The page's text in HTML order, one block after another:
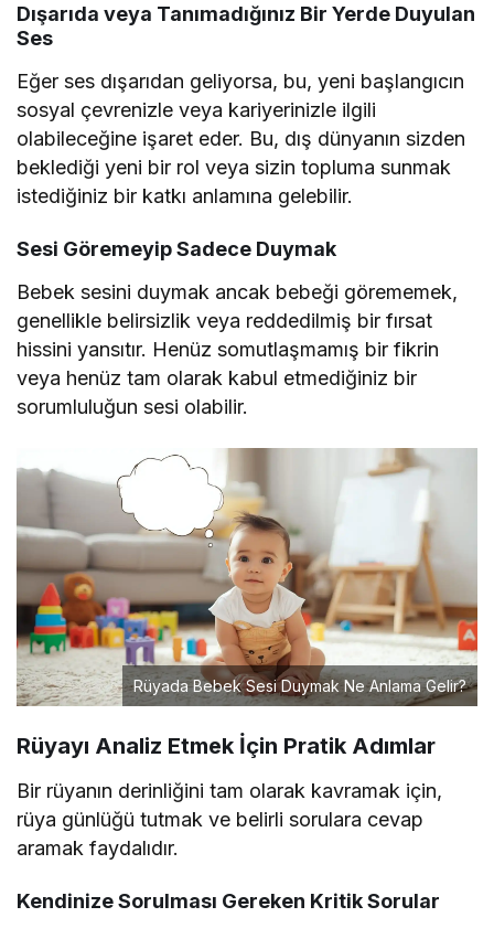
Dışarıda veya Tanımadığınız Bir Yerde Duyulan
Ses
Eğer ses dışarıdan geliyorsa, bu, yeni başlangıcın
sosyal çevrenizle veya kariyerinizle ilgili
olabileceğine işaret eder. Bu, dış dünyanın sizden
beklediği yeni bir rol veya sizin topluma sunmak
istediğiniz bir katkı anlamına gelebilir.
Sesi Göremeyip Sadece Duymak
Bebek sesini duymak ancak bebeği görememek,
genellikle belirsizlik veya reddedilmiş bir fırsat
hissini yansıtır. Henüz somutlaşmamış bir fikrin
veya henüz tam olarak kabul etmediğiniz bir
sorumluluğun sesi olabilir.
Rüyada Bebek Sesi Duymak Ne Anlama Gelir?
Rüyayı Analiz Etmek İçin Pratik Adımlar
Bir rüyanın derinliğini tam olarak kavramak için,
rüya günlüğü tutmak ve belirli sorulara cevap
aramak faydalıdır.
Kendinize Sorulması Gereken Kritik Sorular